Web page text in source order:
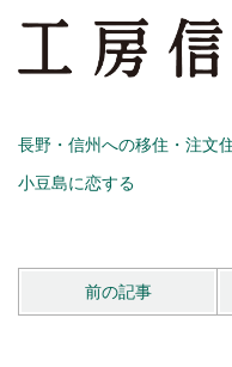
長野・信州への移住・注文
小豆島に恋する
前の記事